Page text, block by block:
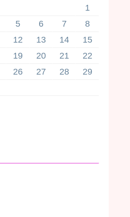
1
5 6 7
8
12 13 14
15
19 20 21
22
26 27 28
29